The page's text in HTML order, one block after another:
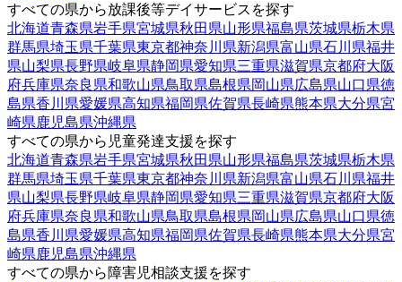
すべての県から放課後等デイサービスを探す
北海道青森県岩手県宮城県秋田県山形県福島県茨城県栃木県
群馬県埼玉県千葉県東京都神奈川県新潟県富山県石川県福井
県山梨県長野県岐阜県静岡県愛知県三重県滋賀県京都府大阪
府兵庫県奈良県和歌山県鳥取県島根県岡山県広島県山口県徳
島県香川県愛媛県高知県福岡県佐賀県長崎県熊本県大分県宮
崎県鹿児島県沖縄県
すべての県から児童発達支援を探す
北海道青森県岩手県宮城県秋田県山形県福島県茨城県栃木県
群馬県埼玉県千葉県東京都神奈川県新潟県富山県石川県福井
県山梨県長野県岐阜県静岡県愛知県三重県滋賀県京都府大阪
府兵庫県奈良県和歌山県鳥取県島根県岡山県広島県山口県徳
島県香川県愛媛県高知県福岡県佐賀県長崎県熊本県大分県宮
崎県鹿児島県沖縄県
すべての県から障害児相談支援を探す